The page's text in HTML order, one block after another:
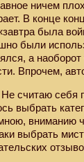
ничем
В конце
была
были
а
Впрочем,
считаю себя
выбрать
вниманию
выбрать